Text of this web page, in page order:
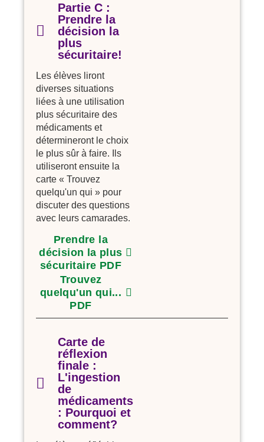
Partie C :
Prendre la
décision la
plus
sécuritaire!
Les élèves liront
diverses situations
liées à une utilisation
plus sécuritaire des
médicaments et
détermineront le choix
le plus sûr à faire. Ils
utiliseront ensuite la
carte « Trouvez
quelqu'un qui » pour
discuter des questions
avec leurs camarades.
Prendre la
décision la plus
sécuritaire PDF
Trouvez
quelqu'un qui...
PDF
Carte de
réflexion
finale :
L'ingestion
de
médicaments
: Pourquoi et
comment?